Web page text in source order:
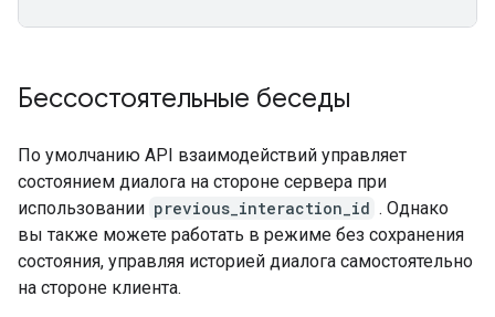
Бессостоятельные беседы
По умолчанию API взаимодействий управляет
состоянием диалога на стороне сервера при
использовании previous_interaction_id . Однако
вы также можете работать в режиме без сохранения
состояния, управляя историей диалога самостоятельно
на стороне клиента.